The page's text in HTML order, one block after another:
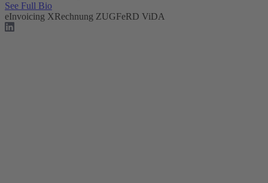
See Full Bio
eInvoicing XRechnung ZUGFeRD ViDA